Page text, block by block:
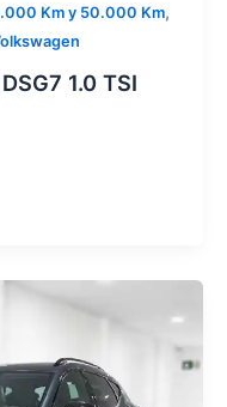
Km y 50.000 Km,
1.0 TSI